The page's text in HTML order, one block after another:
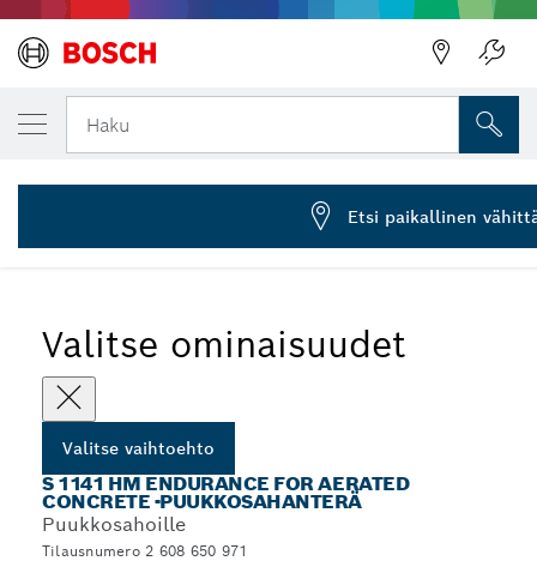
Haku
...
S 1141 HM Endurance for Aerated Concrete -
Valitse ominaisuudet
Valitse vaihtoehto
S 1141 HM ENDURANCE FOR AERATED
CONCRETE -PUUKKOSAHANTERÄ
Puukkosahoille
Tilausnumero 2 608 650 971
VALITSEMASI VAIHTOEHTO
Puukkosahanterä S 1141 HM
2 608 650 971
Etsi paikallinen